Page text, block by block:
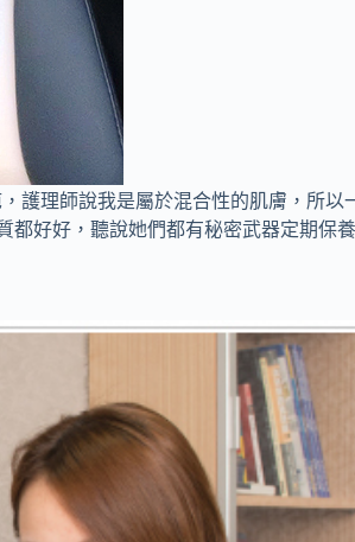
護理師說我是屬於混合性的肌膚，所以
都好好，聽說她們都有秘密武器定期保